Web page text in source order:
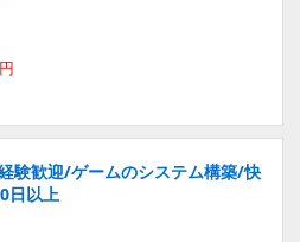
験歓迎/ゲームのシステム構築/快
日以上